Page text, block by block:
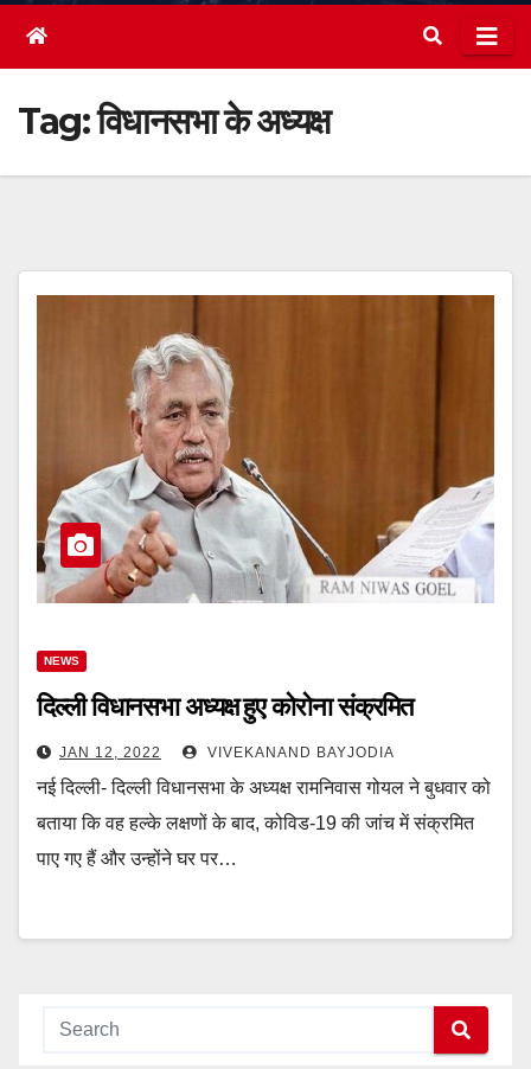
Tag:विधानसभा के अध्यक्ष
NEWS
दिल्ली विधानसभा अध्यक्ष हुए कोरोना संक्रमित
JAN 12, 2022 VIVEKANAND BAYJODIA
नई दिल्ली- दिल्ली विधानसभा के अध्यक्ष रामनिवास गोयल ने बुधवार को
बताया कि वह हल्के लक्षणों के बाद, कोविड-19 की जांच में संक्रमित
पाए गए हैं और उन्होंने घर पर…